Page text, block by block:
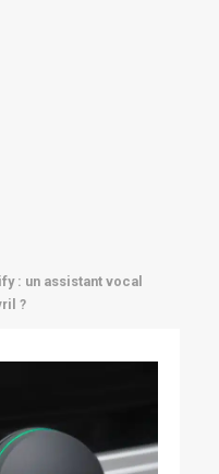
: un assistant vocal
?